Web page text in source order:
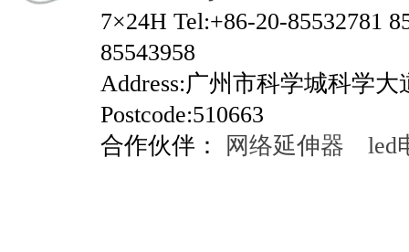
7×24H Tel:+86-20-85532781
85543958
Address:广州市科学城科学
Postcode:510663
合作伙伴：
网络延伸器 led